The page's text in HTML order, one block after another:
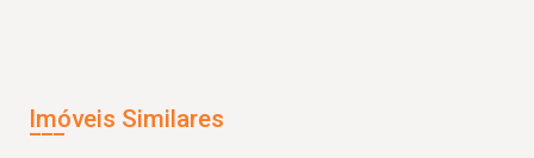
Imóveis Similares